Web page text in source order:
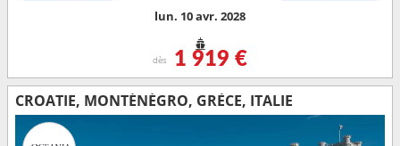
lun. 10 avr. 2028
dès 1 919 €
CROATIE, MONTÉNÉGRO, GRÈCE, ITALIE